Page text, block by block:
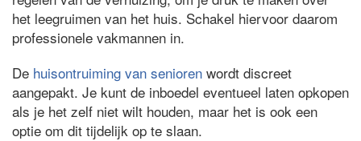
het leegruimen van het huis. Schakel hiervoor daarom
professionele vakmannen in.
De huisontruiming van senioren wordt discreet
aangepakt. Je kunt de inboedel eventueel laten opkopen
als je het zelf niet wilt houden, maar het is ook een
optie om dit tijdelijk op te slaan.